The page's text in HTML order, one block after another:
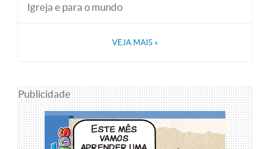
Igreja e para o mundo
VEJA MAIS »
Publicidade